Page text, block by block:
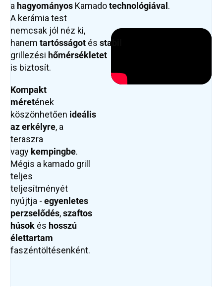
a hagyományos Kamadotechnológiával .
A kerámia test
nemcsak jól néz ki,
hanem tartósságot és stabil
grillezési hőmérsékletet
is biztosít.
Kompakt
méretének
köszönhetően ideális
az erkélyre, a
teraszra
vagy kempingbe.
Mégis a kamado grill
teljes
teljesítményét
nyújtja - egyenletes
perzselődés,szaftos
húsok és hosszú
élettartam
faszéntöltésenként.